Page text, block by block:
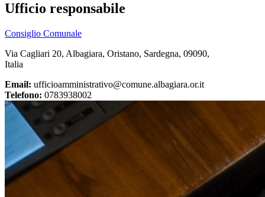
Ufficio responsabile
Consiglio Comunale
Via Cagliari 20, Albagiara, Oristano, Sardegna, 09090,
Italia
Email: ufficioamministrativo@comune.albagiara.or.it
Telefono: 0783938002